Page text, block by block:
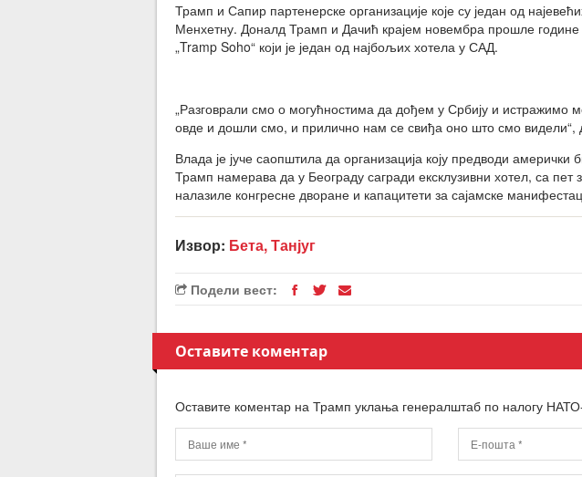
Трамп и Сапир партенерске организације које су један од
Менхетну. Доналд Трамп и Дачић крајем новембра прошле године
„Tramp Soho“ који је један од најбољих хотела у САД.
„Разговрали смо о могућностима да дођем у Србију и истражимо
овде и дошли смо, и прилично нам се свиђа оно што смо видели“,
Влада је јуче саопштила да организација коју предводи
Трамп намерава да у Београду сагради ексклузивни хотел, са пет
налазиле конгресне дворане и капацитети за сајамске
Извор: Бета, Танјуг
Подели вест:
Оставите коментар
Оставите коментар на Трамп уклања генералштаб по налогу